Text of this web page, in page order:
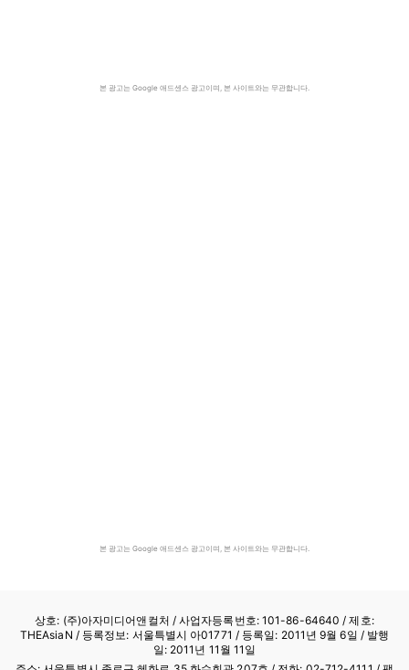
본 광고는 Google 애드센스 광고이며, 본 사이트와는 무관합니다.
본 광고는 Google 애드센스 광고이며, 본 사이트와는 무관합니다.
상호: (주)아자미디어앤컬처 /사업자등록번호: 101-86-64640 / 제호:
THEAsiaN / 등록정보: 서울특별시 아01771 / 등록일: 2011년 9월 6일 / 발행
일: 2011년 11월 11일